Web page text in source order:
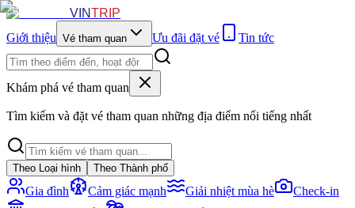
VINTRIP
Giới thiệu Vé tham quan Ưu đãi đặt vé Tin tức
Khám phá vé tham quan
Tìm kiếm và đặt vé tham quan những địa điểm nổi tiếng nhất
Theo Loại hình Theo Thành phố
Gia đình Cảm giác mạnh Giải nhiệt mùa hè
Check-in